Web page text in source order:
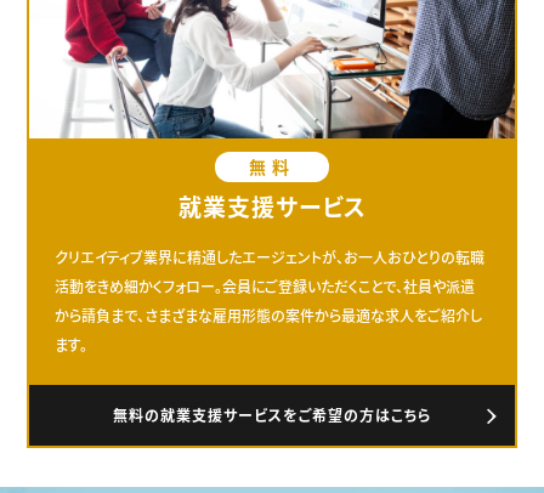
無料
就業支援サービス
クリエイティブ業界に精通したエージェントが、お一人おひとりの転職
活動をきめ細かくフォロー。会員にご登録いただくことで、社員や派遣
から請負まで、さまざまな雇用形態の案件から最適な求人をご紹介し
ます。
無料の就業支援サービスをご希望の方はこちら